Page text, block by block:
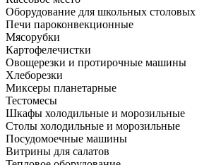
Оборудование для школьных столовых
Печи пароконвекционные
Мясорубки
Картофелечистки
Овощерезки и протирочные машины
Хлеборезки
Миксеры планетарные
Тестомесы
Шкафы холодильные и морозильные
Столы холодильные и морозильные
Посудомоечные машины
Витрины для салатов